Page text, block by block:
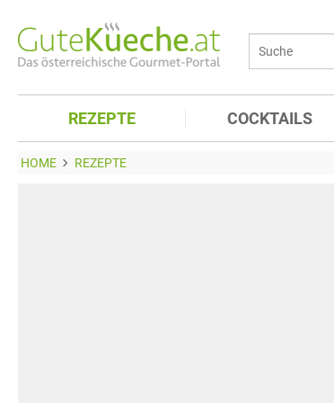
REZEPTE COCKTAILS
HOME REZEPTE